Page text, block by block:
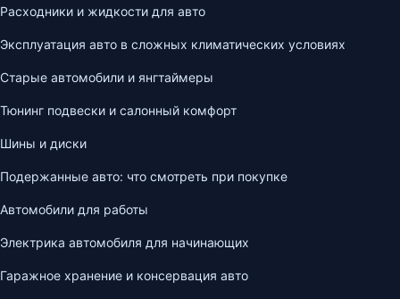
Расходники и жидкости для авто
Эксплуатация авто в сложных климатических условиях
Старые автомобили и янгтаймеры
Тюнинг подвески и салонный комфорт
Шины и диски
Подержанные авто: что смотреть при покупке
Автомобили для работы
Электрика автомобиля для начинающих
Гаражное хранение и консервация авто